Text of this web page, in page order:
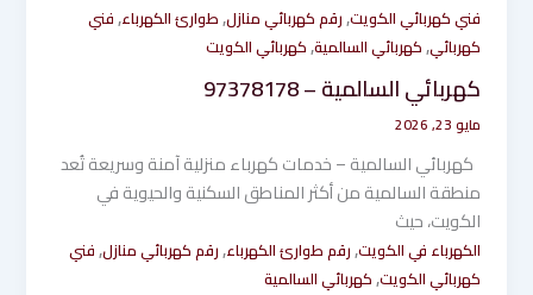
فني كهربائي الكويت,رقم كهربائي منازل,طوارئ الكهرباء,فني
كهربائي,كهربائي السالمية,كهربائي الكويت
كهربائي السالمية – 97378178
مايو 23, 2026
كهربائي السالمية – خدمات كهرباء منزلية آمنة وسريعة تُعد
منطقة السالمية من أكثر المناطق السكنية والحيوية في
الكويت، حيث
الكهرباء في الكويت,رقم طوارئ الكهرباء,رقم كهربائي منازل,فني
كهربائي الكويت,كهربائي السالمية